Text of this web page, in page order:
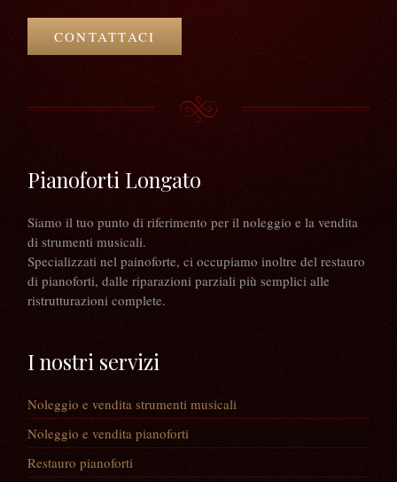
CONTATTACI
Pianoforti Longato
Siamo il tuo punto di riferimento per il noleggio e la vendita
di strumenti musicali.
Specializzati nel painoforte, ci occupiamo inoltre del restauro
di pianoforti, dalle riparazioni parziali più semplici alle
ristrutturazioni complete.
I nostri servizi
Noleggio e vendita strumenti musicali
Noleggio e vendita pianoforti
Restauro pianoforti